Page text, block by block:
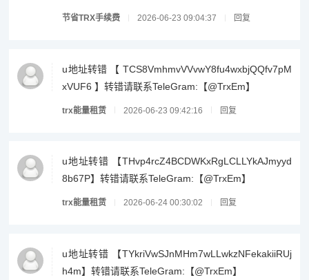
节省TRX手续费 2026-06-23 09:04:37 回复
u地址转错 【 TCS8VmhmvVVvwY8fu4wxbjQQfv7pM
xVUF6 】转错请联系TeleGram:【@TrxEm】
trx能量租赁 2026-06-23 09:42:16 回复
u地址转错 【THvp4rcZ4BCDWKxRgLCLLYkAJmyyd
8b67P】转错请联系TeleGram:【@TrxEm】
trx能量租赁 2026-06-24 00:30:02 回复
u地址转错 【TYkriVwSJnMHm7wLLwkzNFekakiiRUj
h4m】转错请联系TeleGram:【@TrxEm】